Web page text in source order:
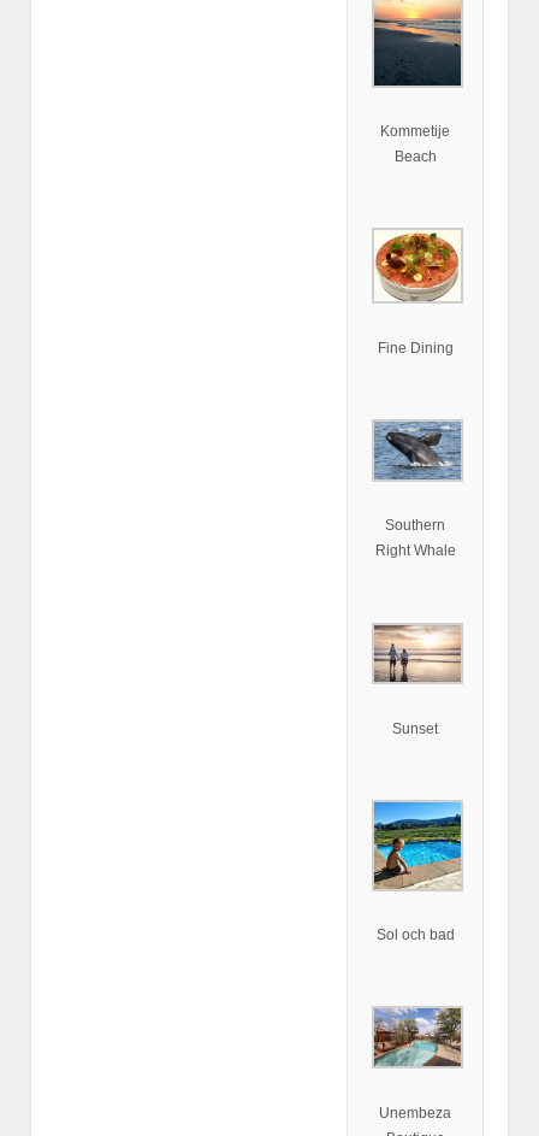
Kommetije
Beach
Fine Dining
Southern
Right Whale
Sunset
Sol och bad
Unembeza